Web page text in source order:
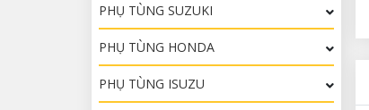
PHỤ TÙNG SUZUKI
PHỤ TÙNG HONDA
PHỤ TÙNG ISUZU